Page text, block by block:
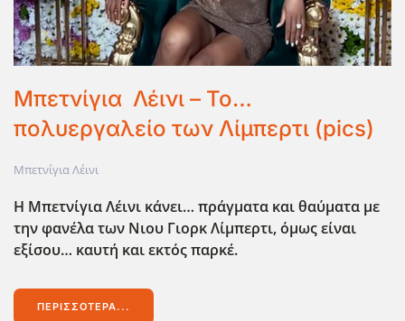
Μπετνίγια Λέινι – Το…
πολυεργαλείο των Λίμπερτι (pics)
Μπετνίγια Λέινι
Η Μπετνίγια Λέινι κάνει… πράγματα και θαύματα με
την φανέλα των Νιου Γιορκ Λίμπερτι, όμως είναι
εξίσου… καυτή και εκτός παρκέ.
ΠΕΡΙΣΣΌΤΕΡΑ...